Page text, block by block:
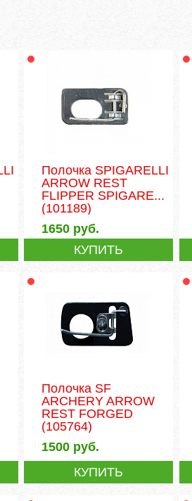
Полочка SPIGARELLI
ARROW REST
FLIPPER SPIGARE...
(101189)
1650 руб.
КУПИТЬ
Полочка SF
ARCHERY ARROW
REST FORGED
(105764)
1500 руб.
КУПИТЬ